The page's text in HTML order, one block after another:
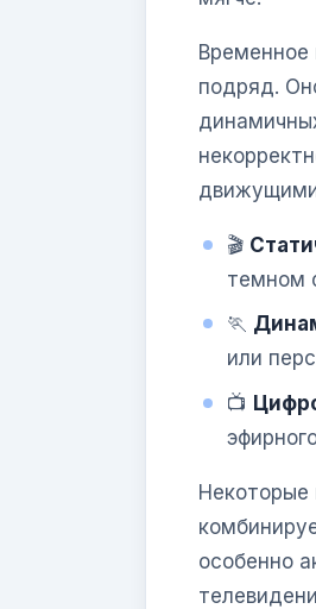
Временное
подряд.
🎬
темном
🏃
или
📺
особенно